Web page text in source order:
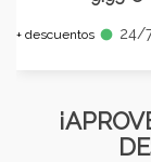
+ descuentos fiber_manual_record 24/